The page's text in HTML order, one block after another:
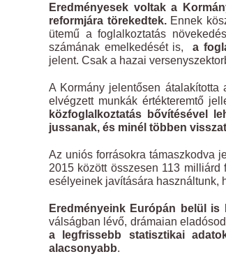
Eredményesek voltak a
reformjára törekedtek.Ennek
ütemű a foglalkoztatás
számának emelkedését is,a
jelent. Csak a hazai
A Kormány jelentősen átalakította
elvégzett munkák értékteremtő
közfoglalkoztatás bővítésével
jussanak, és minél többen
Az uniós forrásokra támaszkodva
2015 között összesen 113
esélyeinek javítására használtunk,
Eredményeink Európán belül is
válságban lévő, drámaian
a legfrissebb statisztikai
alacsonyabb.